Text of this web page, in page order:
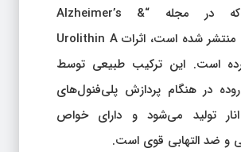
مطالعه‌ای که در مجله “Alzheimer’s &
Dementia” منتشر شده است، اثرات Urolithin A
است. این ترکیب طبیعی توسط
در هنگام پردازش پلی‌فنول‌های
تولید می‌شود و دارای خواص
و ضد التهابی قوی است.